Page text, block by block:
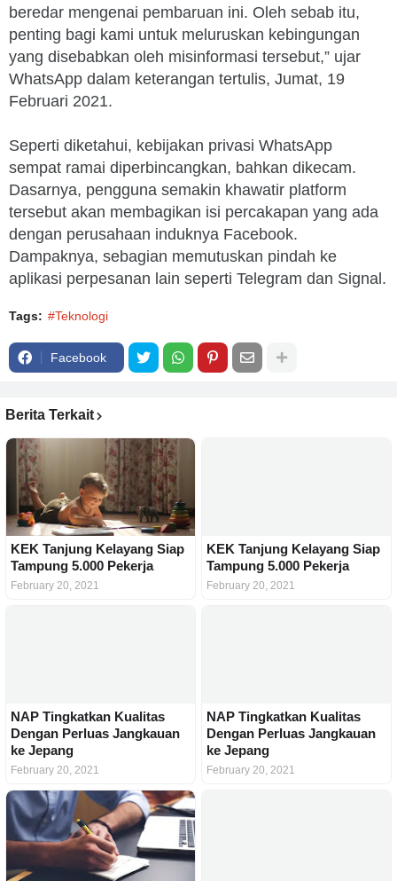
beredar mengenai pembaruan ini. Oleh sebab itu,
penting bagi kami untuk meluruskan kebingungan
yang disebabkan oleh misinformasi tersebut,” ujar
WhatsApp dalam keterangan tertulis, Jumat, 19
Februari 2021.
Seperti diketahui, kebijakan privasi WhatsApp
sempat ramai diperbincangkan, bahkan dikecam.
Dasarnya, pengguna semakin khawatir platform
tersebut akan membagikan isi percakapan yang ada
dengan perusahaan induknya Facebook.
Dampaknya, sebagian memutuskan pindah ke
aplikasi perpesanan lain seperti Telegram dan Signal.
Tags: #Teknologi
Facebook
Berita Terkait
KEK Tanjung Kelayang Siap
Tampung 5.000 Pekerja
February 20, 2021
KEK Tanjung Kelayang Siap
Tampung 5.000 Pekerja
February 20, 2021
NAP Tingkatkan Kualitas
Dengan Perluas Jangkauan
ke Jepang
February 20, 2021
NAP Tingkatkan Kualitas
Dengan Perluas Jangkauan
ke Jepang
February 20, 2021